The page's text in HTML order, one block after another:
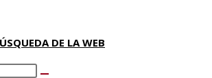
DE LA WEB